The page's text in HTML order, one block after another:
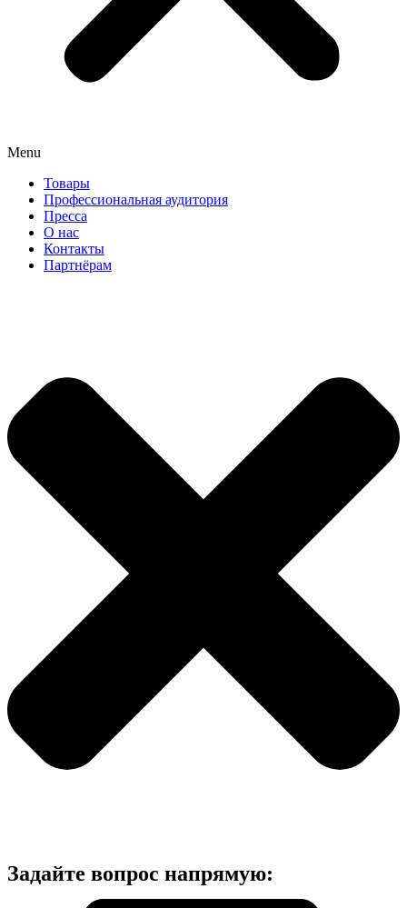
Menu
Товары
Профессиональная аудитория
Пресса
О нас
Контакты
Партнёрам
Задайте вопрос напрямую: